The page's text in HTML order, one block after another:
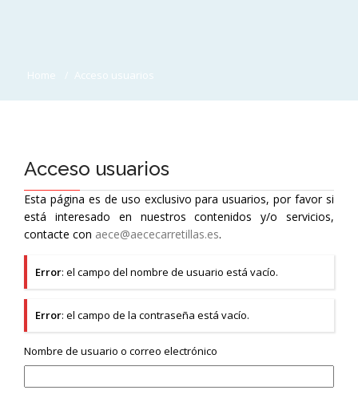
Home Acceso usuarios
Acceso usuarios
Esta página es de uso exclusivo para usuarios, por favor si
está interesado en nuestros contenidos y/o servicios,
contacte con aece@aececarretillas.es.
Error: el campo del nombre de usuario está vacío.
Error: el campo de la contraseña está vacío.
Nombre de usuario o correo electrónico